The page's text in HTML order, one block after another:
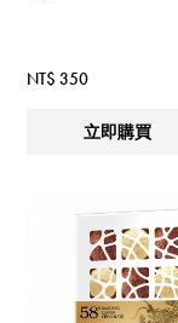
NT$ 350
立即購買